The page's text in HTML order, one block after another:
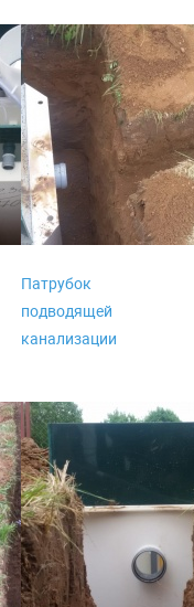
Патрубок
подводящей
канализации